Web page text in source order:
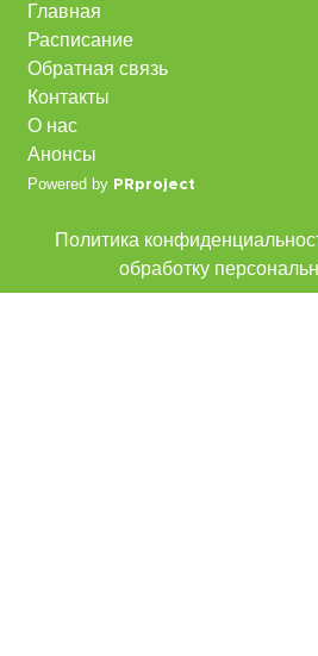
Главная
Расписание
Обратная связь
Контакты
О нас
Анонсы
Powered by PRproject
Политика
обработку